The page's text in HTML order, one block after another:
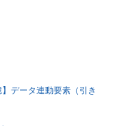
チンコやパチスロ
イドストーリーなど
データ連動要素（引き